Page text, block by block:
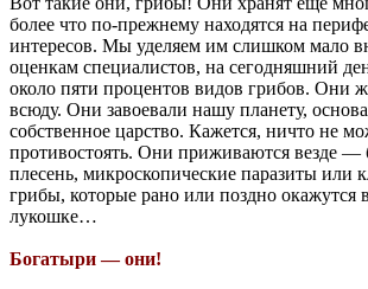
более что по-прежнему находятся на
интересов. Мы уделяем им слишком мало
оценкам специалистов, на сегодняшний
около пяти процентов видов грибов. Они
всюду. Они завоевали нашу планету,
собственное царство. Кажется, ничто не
противостоять. Они приживаются везде —
плесень, микроскопические паразиты или
грибы, которые рано или поздно окажутся
лукошке…
Богатыри — они!